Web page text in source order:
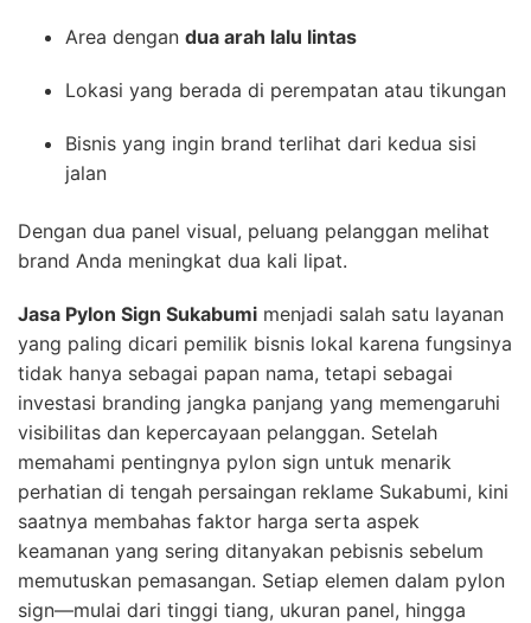
Area dengan dua arah lalu lintas
Lokasi yang berada di perempatan atau tikungan
Bisnis yang ingin brand terlihat dari kedua sisi
jalan
Dengan dua panel visual, peluang pelanggan melihat
brand Anda meningkat dua kali lipat.
Jasa Pylon Sign Sukabumi menjadi salah satu layanan
yang paling dicari pemilik bisnis lokal karena fungsinya
tidak hanya sebagai papan nama, tetapi sebagai
investasi branding jangka panjang yang memengaruhi
visibilitas dan kepercayaan pelanggan. Setelah
memahami pentingnya pylon sign untuk menarik
perhatian di tengah persaingan reklame Sukabumi, kini
saatnya membahas faktor harga serta aspek
keamanan yang sering ditanyakan pebisnis sebelum
memutuskan pemasangan. Setiap elemen dalam pylon
sign—mulai dari tinggi tiang, ukuran panel, hingga